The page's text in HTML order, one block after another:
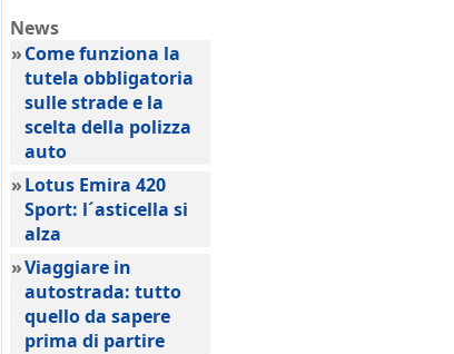
News
»Come funziona la
tutela obbligatoria
sulle strade e la
scelta della polizza
auto
»Lotus Emira 420
Sport: l´asticella si
alza
»Viaggiare in
autostrada: tutto
quello da sapere
prima di partire